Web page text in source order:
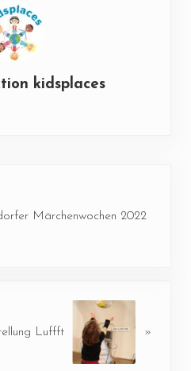
kidsplaces
Märchenwochen 2022
Luffft »